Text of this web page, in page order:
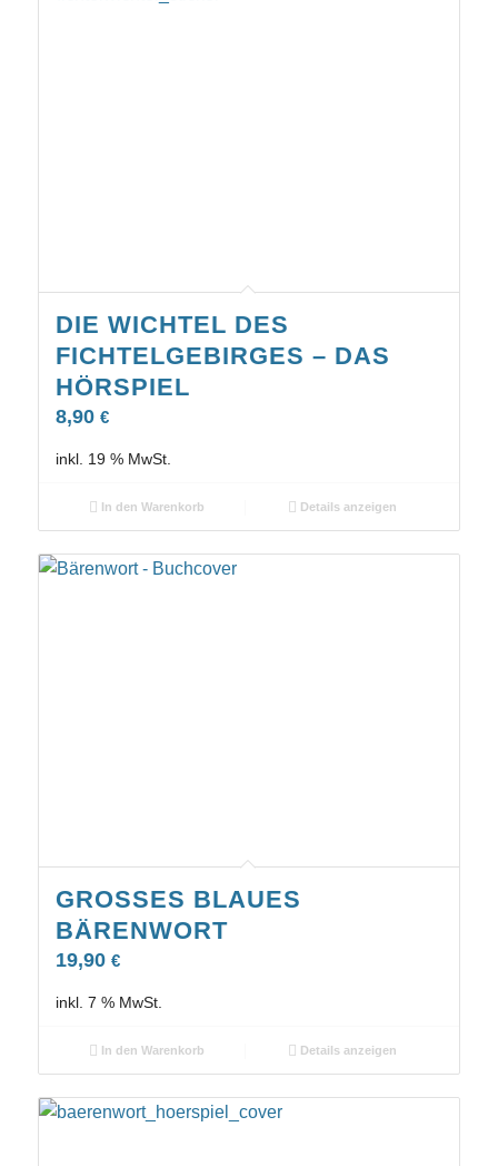
DIE WICHTEL DES
FICHTELGEBIRGES – DAS
HÖRSPIEL
8,90 €
inkl. 19 % MwSt.
In den Warenkorb Details anzeigen
GROSSES BLAUES B
ÄRENWORT
19,90 €
inkl. 7 % MwSt.
In den Warenkorb Details anzeigen